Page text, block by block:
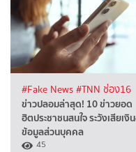
#Fake News#TNN ช่อง16
ข่าวปลอมล่าสุด! 10 ข่าวยอด
ฮิตประชาชนสนใจ ระวังเสียเงิ
ข้อมูลส่วนบุคคล
45